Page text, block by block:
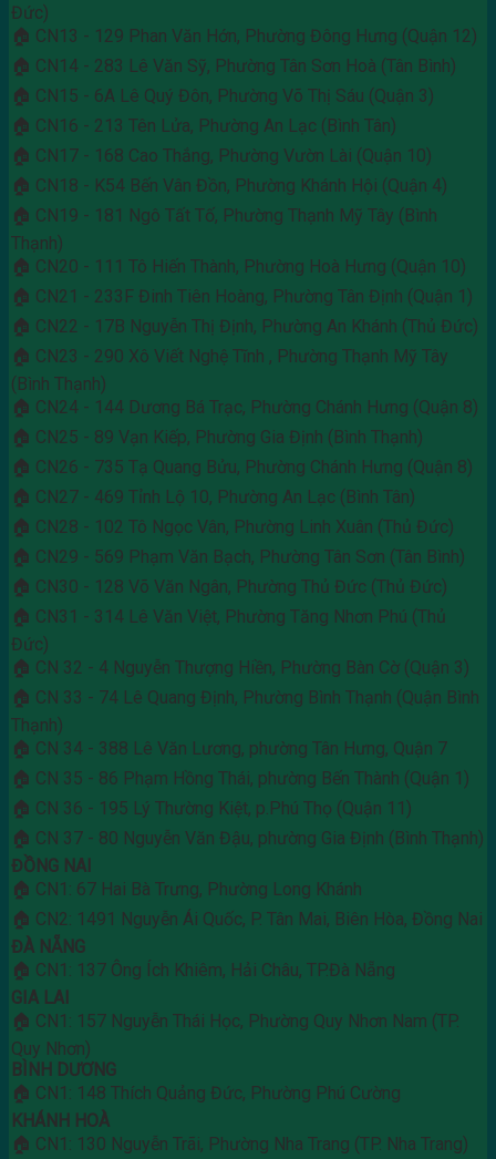
Đức)
🏠 CN13 - 129 Phan Văn Hớn, Phường Đông Hưng (Quận 12)
🏠 CN14 - 283 Lê Văn Sỹ, Phường Tân Sơn Hoà (Tân Bình)
🏠 CN15 - 6A Lê Quý Đôn, Phường Võ Thị Sáu (Quận 3)
🏠 CN16 - 213 Tên Lửa, Phường An Lạc (Bình Tân)
🏠 CN17 - 168 Cao Thắng, Phường Vườn Lài (Quận 10)
🏠 CN18 - K54 Bến Vân Đồn, Phường Khánh Hội (Quận 4)
🏠 CN19 - 181 Ngô Tất Tố, Phường Thạnh Mỹ Tây (Bình
Thạnh)
🏠 CN20 - 111 Tô Hiến Thành, Phường Hoà Hưng (Quận 10)
🏠 CN21 - 233F Đinh Tiên Hoàng, Phường Tân Định (Quận 1)
🏠 CN22 - 17B Nguyễn Thị Định, Phường An Khánh (Thủ Đức)
🏠 CN23 - 290 Xô Viết Nghệ Tĩnh , Phường Thạnh Mỹ Tây
(Bình Thạnh)
🏠 CN24 - 144 Dương Bá Trạc, Phường Chánh Hưng (Quận 8)
🏠 CN25 - 89 Vạn Kiếp, Phường Gia Định (Bình Thạnh)
🏠 CN26 - 735 Tạ Quang Bửu, Phường Chánh Hưng (Quận 8)
🏠 CN27 - 469 Tỉnh Lộ 10, Phường An Lạc (Bình Tân)
🏠 CN28 - 102 Tô Ngọc Vân, Phường Linh Xuân (Thủ Đức)
🏠 CN29 - 569 Phạm Văn Bạch, Phường Tân Sơn (Tân Bình)
🏠 CN30 - 128 Võ Văn Ngân, Phường Thủ Đức (Thủ Đức)
🏠 CN31 - 314 Lê Văn Việt, Phường Tăng Nhơn Phú (Thủ
Đức)
🏠 CN 32 - 4 Nguyễn Thượng Hiền, Phường Bàn Cờ (Quận 3)
🏠 CN 33 - 74 Lê Quang Định, Phường Bình Thạnh (Quận Bình
Thạnh)
🏠 CN 34 - 388 Lê Văn Lương, phường Tân Hưng, Quận 7
🏠 CN 35 - 86 Phạm Hồng Thái, phường Bến Thành (Quận 1)
🏠 CN 36 - 195 Lý Thường Kiệt, p.Phú Thọ (Quận 11)
🏠 CN 37 - 80 Nguyễn Văn Đậu, phường Gia Định (Bình Thạnh)
ĐỒNG NAI
🏠 CN1: 67 Hai Bà Trưng, Phường Long Khánh
🏠 CN2: 1491 Nguyễn Ái Quốc, P. Tân Mai, Biên Hòa, Đồng Nai
ĐÀ NẴNG
🏠 CN1: 137 Ông Ích Khiêm, Hải Châu, TP.Đà Nẵng
GIA LAI
🏠 CN1: 157 Nguyễn Thái Học, Phường Quy Nhơn Nam (TP.
Quy Nhơn)
BÌNH DƯƠNG
🏠 CN1: 148 Thích Quảng Đức, Phường Phú Cường
KHÁNH HOÀ
🏠 CN1: 130 Nguyễn Trãi, Phường Nha Trang (TP. Nha Trang)